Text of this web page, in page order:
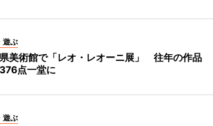
遊ぶ
美術館で「レオ・レオーニ展」 往年の作品
点一堂に
遊ぶ